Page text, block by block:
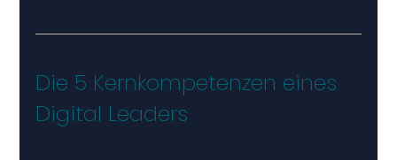
Die 5 Kernkompetenzen eines
Digital Leaders